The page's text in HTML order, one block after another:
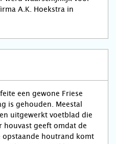
A.K. Hoekstra in
een gewone Friese
is gehouden. Meestal
uitgewerkt voetblad die
houvast geeft omdat de
opstaande houtrand komt